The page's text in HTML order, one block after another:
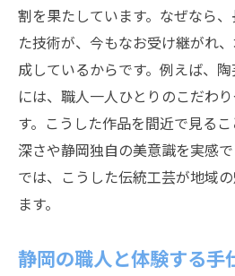
静岡市の職人が伝え
職人の技と心に触れ
大人も子供も楽しめる静
職人体験で家族と楽
大人も子供も学べる静
静岡ものづくり体験
職人の手仕事に触れる
割を果たしています。なぜなら
た技術が、今もなお受け継がれ
成しているからです。例えば、
には、職人一人ひとりのこだわ
す。こうした作品を間近で見る
深さや静岡独自の美意識を実感
では、こうした伝統工芸が地域
ます。
静岡の職人と体験する手